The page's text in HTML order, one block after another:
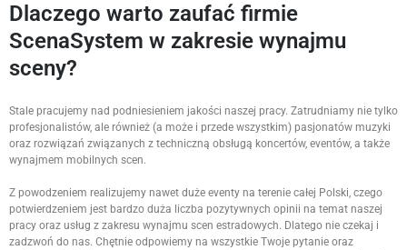
Dlaczego warto zaufać firmie
ScenaSystem w zakresie wynajmu
sceny?
Stale pracujemy nad podniesieniem jakości naszej pracy. Zatrudniamy nie tylko
profesjonalistów, ale również (a może i przede wszystkim) pasjonatów muzyki
oraz rozwiązań związanych z techniczną obsługą koncertów, eventów, a także
wynajmem mobilnych scen.
Z powodzeniem realizujemy nawet duże eventy na terenie całej Polski, czego
potwierdzeniem jest bardzo duża liczba pozytywnych opinii na temat naszej
pracy oraz usług z zakresu wynajmu scen estradowych. Dlatego nie czekaj i
zadzwoń do nas. Chętnie odpowiemy na wszystkie Twoje pytanie oraz